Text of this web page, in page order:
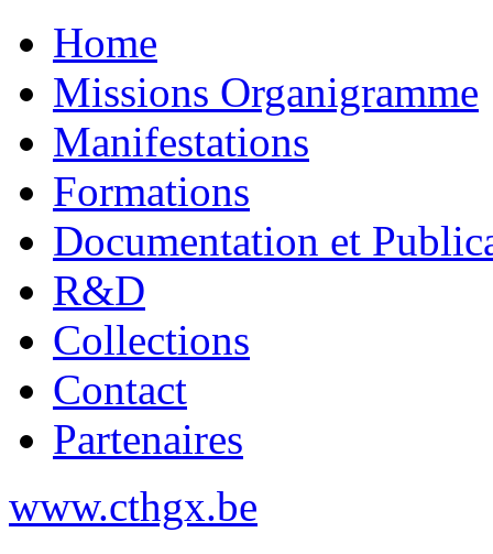
Home
Missions Organigramme
Manifestations
Formations
Documentation et
R&D
Collections
Contact
Partenaires
www.cthgx.be